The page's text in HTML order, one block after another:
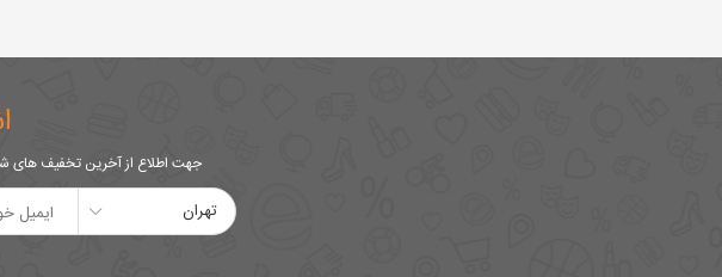
جهت اطلاع از آخرین تخفیف های
تهران